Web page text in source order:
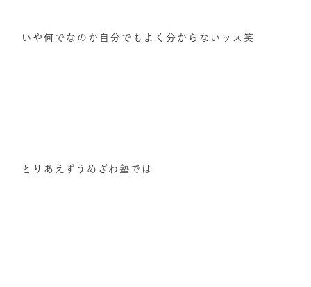
いや何でなのか自分でもよく分からないッス笑
とりあえずうめざわ塾では